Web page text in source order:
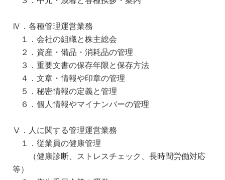
Ⅳ．各種管理運営業務
１．会社の組織と株主総会
２．資産・備品・消耗品の管理
３．重要文書の保存年限と保存方法
４．文章・情報や印章の管理
５．秘密情報の定義と管理
６．個人情報やマイナンバーの管理
Ⅴ．人に関する管理運営業務
１．従業員の健康管理
（健康診断、ストレスチェック、長時間労働対応
等）